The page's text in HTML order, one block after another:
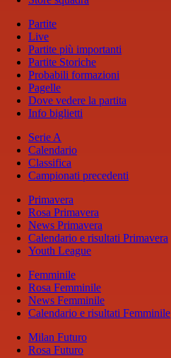
Partite
Live
Partite più importanti
Partite Storiche
Probabili formazioni
Pagelle
Dove vedere la partita
Info biglietti
Serie A
Calendario
Classifica
Campionati precedenti
Primavera
Rosa Primavera
News Primavera
Calendario e risultati Primavera
Youth League
Femminile
Rosa Femminile
News Femminile
Calendario e risultati Femminile
Milan Futuro
Rosa Futuro